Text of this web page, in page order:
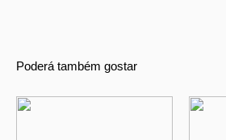
Poderá também gostar